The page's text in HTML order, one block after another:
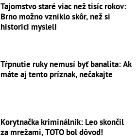
Tajomstvo staré viac než tisíc rokov:
Brno možno vzniklo skôr, než si
historici mysleli
Tŕpnutie ruky nemusí byť banalita: Ak
máte aj tento príznak, nečakajte
Korytnačka kriminálnik: Leo skončil
za mrežami, TOTO bol dôvod!